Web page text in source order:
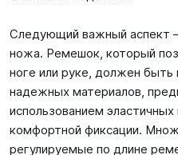
Следующий важный аспект
ножа. Ремешок, который
ноге или руке, должен быть
надежных материалов,
использованием
комфортной фиксации.
регулируемые по длине